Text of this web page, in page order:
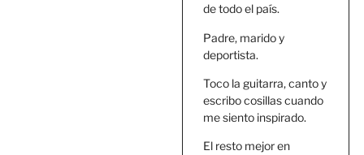
de todo el país.
Padre, marido y
deportista.
Toco la guitarra, canto y
escribo cosillas cuando
me siento inspirado.
El resto mejor en